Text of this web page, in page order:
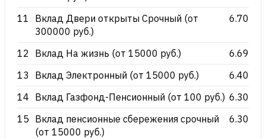
11
Вклад Двери открыты Срочный (от
300000 руб.)
6.70
12 Вклад На жизнь (от 15000 руб.)
6.69
13
Вклад Электронный (от 15000 руб.)
6.40
14 Вклад Газфонд-Пенсионный (от 100 руб.) 6.30
15 Вклад пенсионные сбережения срочный
(от 15000 руб.)
6.30